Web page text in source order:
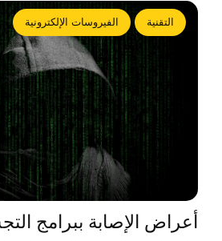
التقنية الفيروسات الإلكترونية
أعراض الإصابة ببرامج